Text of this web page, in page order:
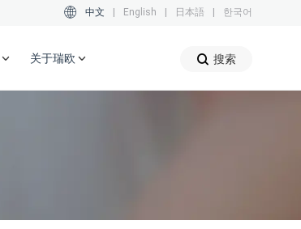
中文 English 日本語 한국어
关于瑞欧 搜索